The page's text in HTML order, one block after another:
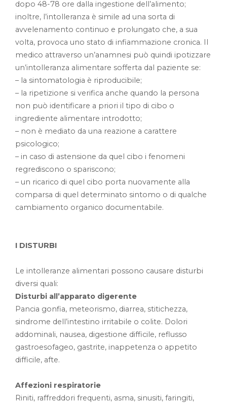
dopo 48-78 ore dalla ingestione dell’alimento;
inoltre, l’intolleranza è simile ad una sorta di
avvelenamento continuo e prolungato che, a sua
volta, provoca uno stato di infiammazione cronica. Il
medico attraverso un’anamnesi può quindi ipotizzare
un’intolleranza alimentare sofferta dal paziente se:
– la sintomatologia è riproducibile;
– la ripetizione si verifica anche quando la persona
non può identificare a priori il tipo di cibo o
ingrediente alimentare introdotto;
– non è mediato da una reazione a carattere
psicologico;
– in caso di astensione da quel cibo i fenomeni
regrediscono o spariscono;
– un ricarico di quel cibo porta nuovamente alla
comparsa di quel determinato sintomo o di qualche
cambiamento organico documentabile.
I DISTURBI
Le intolleranze alimentari possono causare disturbi
diversi quali:
Disturbi all’apparato digerente
Pancia gonfia, meteorismo, diarrea, stitichezza,
sindrome dell’intestino irritabile o colite. Dolori
addominali, nausea, digestione difficile, reflusso
gastroesofageo, gastrite, inappetenza o appetito
difficile, afte.
Affezioni respiratorie
Riniti, raffreddori frequenti, asma, sinusiti, faringiti,